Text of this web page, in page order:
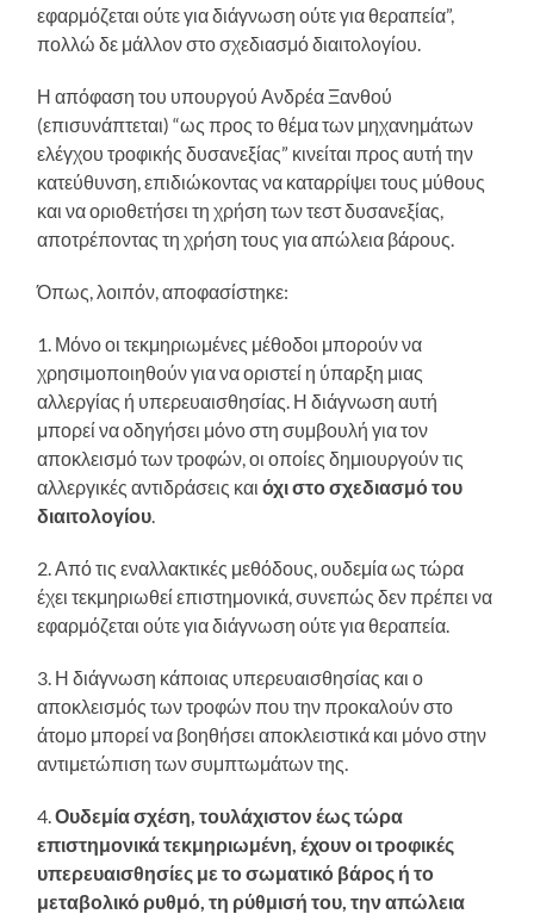
εφαρμόζεται ούτε για διάγνωση ούτε για θεραπεία”,
πολλώ δε μάλλον στο σχεδιασμό διαιτολογίου.
Η απόφαση του υπουργού Ανδρέα Ξανθού
(επισυνάπτεται) “ως προς το θέμα των μηχανημάτων
ελέγχου τροφικής δυσανεξίας” κινείται προς αυτή την
κατεύθυνση, επιδιώκοντας να καταρρίψει τους μύθους
και να οριοθετήσει τη χρήση των τεστ δυσανεξίας,
αποτρέποντας τη χρήση τους για απώλεια βάρους.
Όπως, λοιπόν, αποφασίστηκε:
1. Μόνο οι τεκμηριωμένες μέθοδοι μπορούν να
χρησιμοποιηθούν για να οριστεί η ύπαρξη μιας
αλλεργίας ή υπερευαισθησίας. Η διάγνωση αυτή
μπορεί να οδηγήσει μόνο στη συμβουλή για τον
αποκλεισμό των τροφών, οι οποίες δημιουργούν τις
αλλεργικές αντιδράσεις καιόχι στο σχεδιασμό του
διαιτολογίου.
2. Από τις εναλλακτικές μεθόδους, ουδεμία ως τώρα
έχει τεκμηριωθεί επιστημονικά, συνεπώς δεν πρέπει να
εφαρμόζεται ούτε για διάγνωση ούτε για θεραπεία.
3. Η διάγνωση κάποιας υπερευαισθησίας και ο
αποκλεισμός των τροφών που την προκαλούν στο
άτομο μπορεί να βοηθήσει αποκλειστικά και μόνο στην
αντιμετώπιση των συμπτωμάτων της.
4.Ουδεμία σχέση, τουλάχιστον έως τώρα
επιστημονικά τεκμηριωμένη, έχουν οι τροφικές
υπερευαισθησίες με το σωματικό βάρος ή το
μεταβολικό ρυθμό, τη ρύθμισή του, την απώλεια